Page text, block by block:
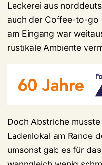
Leckerei aus
auch der Coffee-to-go
am Eingang war
rustikale Ambiente
Doch Abstriche
Ladenlokal am Rande
umsonst gab es für